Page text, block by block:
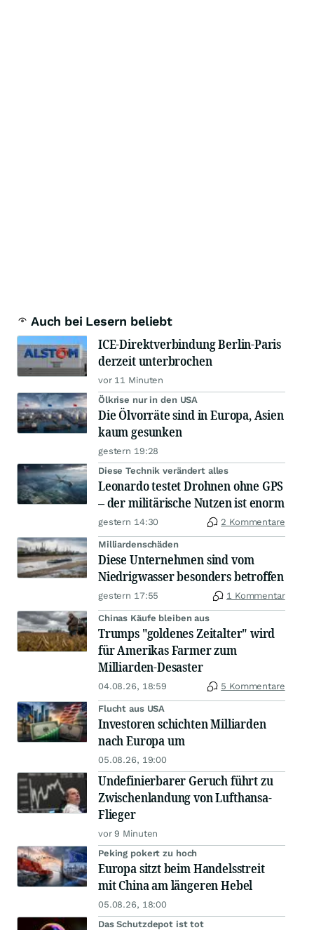
Auch bei Lesern beliebt
ICE-Direktverbindung Berlin-Paris
derzeit unterbrochen
vor 11 Minuten
Ölkrise nur in den USA
Die Ölvorräte sind in Europa, Asien
kaum gesunken
gestern 19:28
Diese Technik verändert alles
Leonardo testet Drohnen ohne GPS
– der militärische Nutzen ist enorm
gestern 14:30 2 Kommentare
Milliardenschäden
Diese Unternehmen sind vom
Niedrigwasser besonders betroffen
gestern 17:55 1 Kommentar
Chinas Käufe bleiben aus
Trumps "goldenes Zeitalter" wird
für Amerikas Farmer zum
Milliarden-Desaster
04.08.26, 18:59 5 Kommentare
Flucht aus USA
Investoren schichten Milliarden
nach Europa um
05.08.26, 19:00
Undefinierbarer Geruch führt zu
Zwischenlandung von Lufthansa-
Flieger
vor 9 Minuten
Peking pokert zu hoch
Europa sitzt beim Handelsstreit
mit China am längeren Hebel
05.08.26, 18:00
Das Schutzdepot ist tot